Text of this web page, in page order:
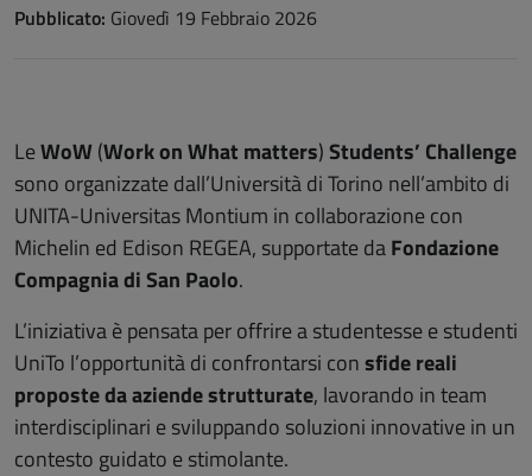
Pubblicato: Giovedì 19 Febbraio 2026
LeWoW(Work on What matters)Students’ Challenge
sono organizzate dall’Università di Torino nell’ambito di
UNITA-Universitas Montium in collaborazione con
Michelin ed Edison REGEA, supportate daFondazione
Compagnia di San Paolo.
L’iniziativa è pensata per offrire a studentesse e studenti
UniTo l’opportunità di confrontarsi consfide reali
proposte da aziende strutturate, lavorando in team
interdisciplinari e sviluppando soluzioni innovative in un
contesto guidato e stimolante.